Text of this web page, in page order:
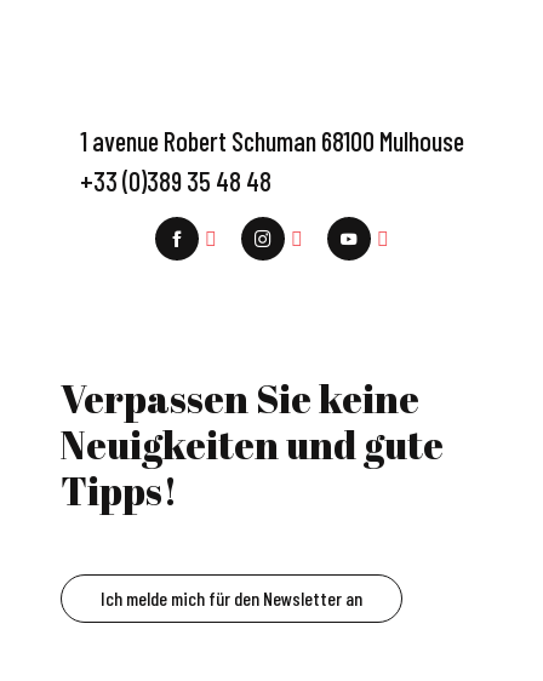
1 avenue Robert Schuman 68100 Mulhouse
+33 (0)389 35 48 48
Verpassen Sie keine
Neuigkeiten und gute
Tipps!
Ich melde mich für den Newsletter an